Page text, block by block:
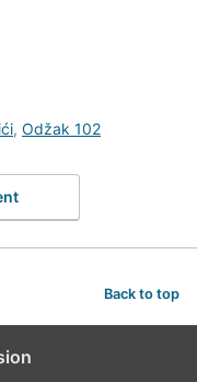
, Odžak 102
Back to top